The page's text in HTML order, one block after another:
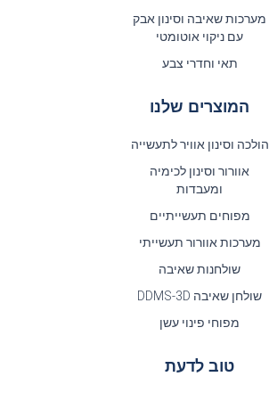
מערכות שאיבה וסינון אבק
עם ניקוי אוטומטי
תאי וחדרי צבע
המוצרים שלנו
הולכה וסינון אוויר לתעשייה
אוורור וסינון לכימיה
ומעבדות
מפוחים תעשייתיים
מערכות אוורור תעשייתי
שולחנות שאיבה
שולחן שאיבה DDMS-3D
מפוחי פינוי עשן
טוב לדעת